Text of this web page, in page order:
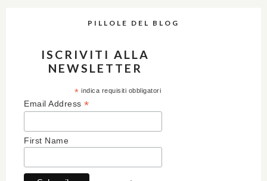
PILLOLE DEL BLOG
ISCRIVITI ALLA
NEWSLETTER
* indica requisiti obbligatori
Email Address *
First Name